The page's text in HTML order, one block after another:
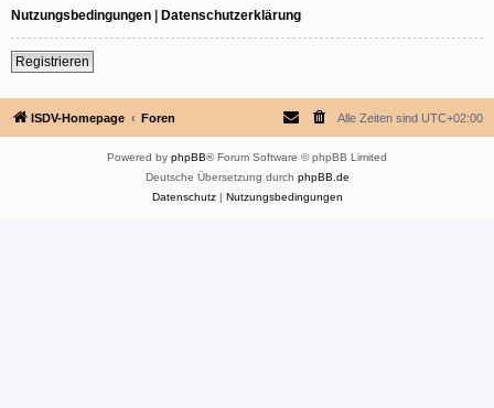
Nutzungsbedingungen | Datenschutzerklärung
Registrieren
ISDV-Homepage Foren Alle Zeiten sind UTC+02:00
Powered by phpBB® Forum Software © phpBB Limited
Deutsche Übersetzung durch phpBB.de
Datenschutz| Nutzungsbedingungen